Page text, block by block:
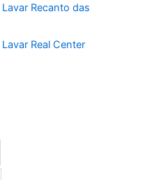
Recanto das
Real Center